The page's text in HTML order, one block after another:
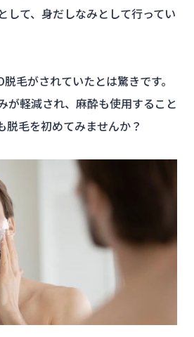
して、身だしなみとして行ってい
毛がされていたとは驚きです。
が軽減され、麻酔も使用すること
脱毛を初めてみませんか？